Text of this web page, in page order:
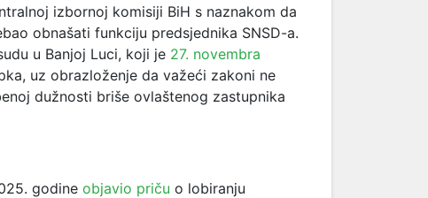
izbornoj komisiji BiH s naznakom da
obnašati funkciju predsjednika SNSD-a.
u Banjoj Luci, koji je 27. novembra
uz obrazloženje da važeći zakoni ne
dužnosti briše ovlaštenog zastupnika
godine objavio priču o lobiranju